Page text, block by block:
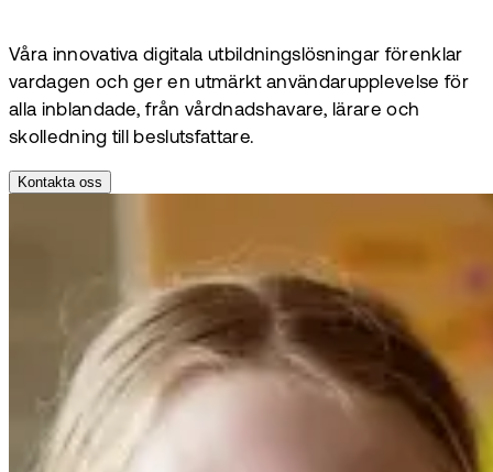
Våra innovativa digitala utbildningslösningar förenklar
vardagen och ger en utmärkt användarupplevelse för
alla inblandade, från vårdnadshavare, lärare och
skolledning till beslutsfattare.
Kontakta oss